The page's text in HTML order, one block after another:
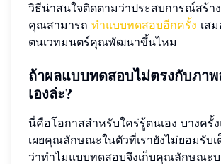
วิธีน่าสนใจติดตามว่าประสบการณ์สร้า
คุณสามารถ ทำแบบทดสอบอีกครั้ง เส
ตนเวทมนตร์คุณพัฒนาขึ้นไหม
ถ้าผลแบบทดสอบไม่ตรงกับภา
เองล่ะ?
นี่คือโอกาสสำหรับใคร่รู้ตนเอง บางครั้
เผยคุณลักษณะในตัวที่เรายังไม่ยอมรับ
ว่าทำไมแบบทดสอบจึงเก็บคุณลักษณะบ